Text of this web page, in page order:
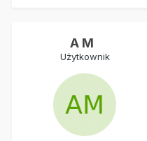
A M
Użytkownik